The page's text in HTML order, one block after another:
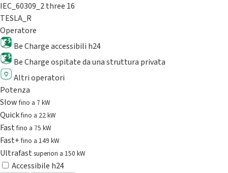
IEC_60309_2 three 16
TESLA_R
Operatore
Be Charge accessibili h24
Be Charge ospitate da una struttura privata
Altri operatori
Potenza
Slowfino a 7 kW
Quickfino a 22 kW
Fastfino a 75 kW
Fast+fino a 149 kW
Ultrafast superiori a 150 kW
Accessibile h24